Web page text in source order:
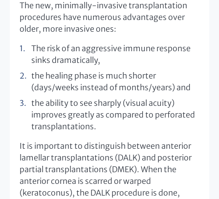
The new, minimally-invasive transplantation
procedures have numerous advantages over
older, more invasive ones:
The risk of an aggressive immune response
sinks dramatically,
the healing phase is much shorter
(days/weeks instead of months/years) and
the ability to see sharply (visual acuity)
improves greatly as compared to perforated
transplantations.
It is important to distinguish between anterior
lamellar transplantations (DALK) and posterior
partial transplantations (DMEK). When the
anterior cornea is scarred or warped
(keratoconus), the DALK procedure is done,